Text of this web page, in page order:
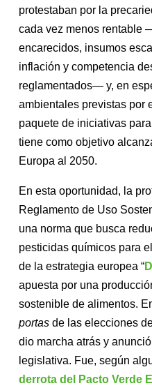
protestaban por la
cada vez menos rentable
encarecidos, insumos
inflación y competencia
reglamentados— y, en
ambientales previstas por
paquete de iniciativas
tiene como objetivo
Europa al 2050.
En esta oportunidad, la
Reglamento de Uso
una norma que busca
pesticidas químicos para
de la estrategia europea “
apuesta por una
sostenible de alimentos.
portasde las elecciones
dio marcha atrás y
legislativa. Fue, según
derrota del Pacto Verde